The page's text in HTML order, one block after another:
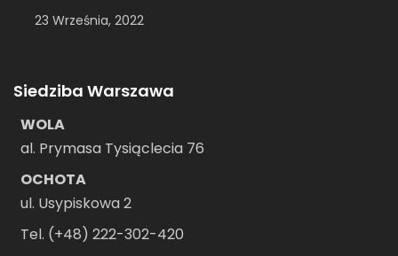
23 Września, 2022
Siedziba Warszawa
WOLA
al. Prymasa Tysiąclecia 76
OCHOTA
ul. Usypiskowa 2
Tel. (+48) 222-302-420